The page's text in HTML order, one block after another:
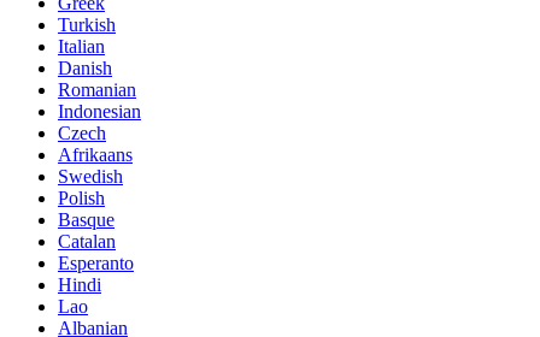
Turkish
Italian
Danish
Romanian
Indonesian
Czech
Afrikaans
Swedish
Polish
Basque
Catalan
Esperanto
Hindi
Lao
Albanian